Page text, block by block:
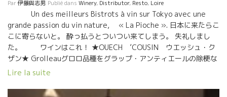
Par伊藤與志男 Publié dans Winery, Distributor, Resto, Loire
Un des meilleurs Bistrots à vin sur Tokyo avec une
grande passion du vin nature, « La Pioche ». 日本に来たらこ
こに寄らないと。 酔っ払うとついつい来てしまう。 失礼しまし
た。 ワインはこれ！ ★OUECH ’COUSIN ウエッシュ・ク
ザン★ Grolleauグロロ品種をグラップ・アンティエールの除梗な
しのセミ・マセラッション・カルボヌック醸造で醸したもの。 ど
まう美味しい奴。 Le Batossayル・バトセ醸造のバテ
Lire la suite